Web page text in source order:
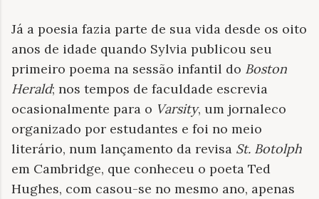
Já a poesia fazia parte de sua vida desde os oito
anos de idade quando Sylvia publicou seu
primeiro poema na sessão infantil do Boston
Herald; nos tempos de faculdade escrevia
ocasionalmente para o Varsity, um jornaleco
organizado por estudantes e foi no meio
literário, num lançamento da revisa St. Botolph
em Cambridge, que conheceu o poeta Ted
Hughes, com casou-se no mesmo ano, apenas